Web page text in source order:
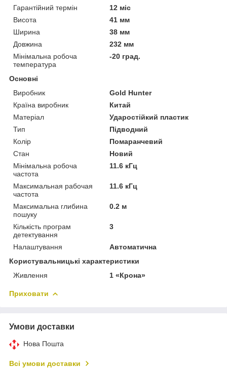
Гарантійний термін
12 міс
Висота
41 мм
Ширина
38 мм
Довжина
232 мм
Мінімальна робоча
температура
-20 град.
Основні
Виробник
Gold Hunter
Країна виробник
Китай
Матеріал
Ударостійкий пластик
Тип
Підводний
Колір
Помаранчевий
Стан
Новий
Мінімальна робоча
частота
11.6 кГц
Максимальная рабочая
частота
11.6 кГц
Максимальна глибина
пошуку
0.2 м
Кількість програм
детектування
3
Налаштування
Автоматична
Користувальницькі характеристики
Живлення
1 «Крона»
Приховати
Умови доставки
Нова Пошта
Всі умови доставки